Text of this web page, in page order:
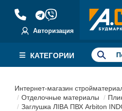
Авторизация
КАТЕГОРИИ
Интернет-магазин
Отделочные материалы
Заглушка ЛІВА ПВХ Arbiton